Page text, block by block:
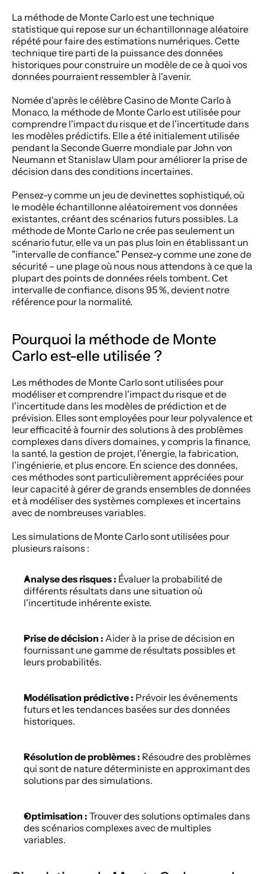
La méthode de Monte Carlo est une technique
statistique qui repose sur un échantillonnage aléatoire
répété pour faire des estimations numériques. Cette
technique tire parti de la puissance des données
historiques pour construire un modèle de ce à quoi vos
données pourraient ressembler à l'avenir.
Nomée d'après le célèbre Casino de Monte Carlo à
Monaco, la méthode de Monte Carlo est utilisée pour
comprendre l'impact du risque et de l'incertitude dans
les modèles prédictifs. Elle a été initialement utilisée
pendant la Seconde Guerre mondiale par John von
Neumann et Stanislaw Ulam pour améliorer la prise de
décision dans des conditions incertaines.
Pensez-y comme un jeu de devinettes sophistiqué, où
le modèle échantillonne aléatoirement vos données
existantes, créant des scénarios futurs possibles. La
méthode de Monte Carlo ne crée pas seulement un
scénario futur, elle va un pas plus loin en établissant un
"intervalle de confiance." Pensez-y comme une zone de
sécurité – une plage où nous nous attendons à ce que la
plupart des points de données réels tombent. Cet
intervalle de confiance, disons 95 %, devient notre
référence pour la normalité.
Pourquoi la méthode de Monte
Carlo est-elle utilisée ?
Les méthodes de Monte Carlo sont utilisées pour
modéliser et comprendre l'impact du risque et de
l'incertitude dans les modèles de prédiction et de
prévision. Elles sont employées pour leur polyvalence et
leur efficacité à fournir des solutions à des problèmes
complexes dans divers domaines, y compris la finance,
la santé, la gestion de projet, l'énergie, la fabrication,
l'ingénierie, et plus encore. En science des données,
ces méthodes sont particulièrement appréciées pour
leur capacité à gérer de grands ensembles de données
et à modéliser des systèmes complexes et incertains
avec de nombreuses variables.
Les simulations de Monte Carlo sont utilisées pour
plusieurs raisons :
Analyse des risques : Évaluer la probabilité de
différents résultats dans une situation où
l'incertitude inhérente existe.
Prise de décision : Aider à la prise de décision en
fournissant une gamme de résultats possibles et
leurs probabilités.
Modélisation prédictive : Prévoir les événements
futurs et les tendances basées sur des données
historiques.
Résolution de problèmes : Résoudre des problèmes
qui sont de nature déterministe en approximant des
solutions par des simulations.
Optimisation : Trouver des solutions optimales dans
des scénarios complexes avec de multiples
variables.